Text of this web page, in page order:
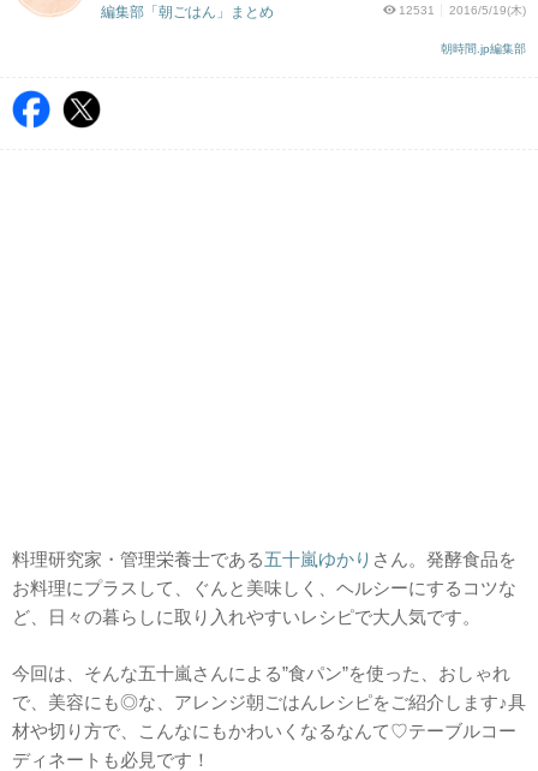
12531 2016/5/19(木)
朝時間.jp編集部
編集部「朝ごはん」まとめ
料理研究家・管理栄養士である五十嵐ゆかり さん。発酵食品を
お料理にプラスして、ぐんと美味しく、ヘルシーにするコツな
ど、日々の暮らしに取り入れやすいレシピで大人気です。
今回は、そんな五十嵐さんによる”食パン”を使った、おしゃれ
で、美容にも◎な、アレンジ朝ごはんレシピをご紹介します♪具
材や切り方で、こんなにもかわいくなるなんて♡テーブルコー
ディネートも必見です！